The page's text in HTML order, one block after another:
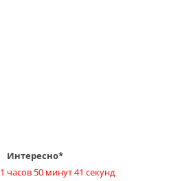
Интересно*
часов 50 минут 41 секунд